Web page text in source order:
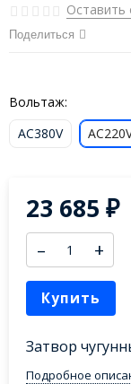
Оставить
Поделиться
Вольтаж:
AC380V
23 685₽
– +
Купить
Затвор
Подробное